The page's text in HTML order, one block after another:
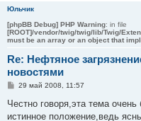
Юльчик
[phpBB Debug] PHP Warning: in file
[ROOT]/vendor/twig/twig/lib/Twig/
must be an array or an object that
Re: Нефтяное
новостями
С
о
щ
29 май 2008, 11:57
Честно говоря,эта тема
истинное положение,ведь